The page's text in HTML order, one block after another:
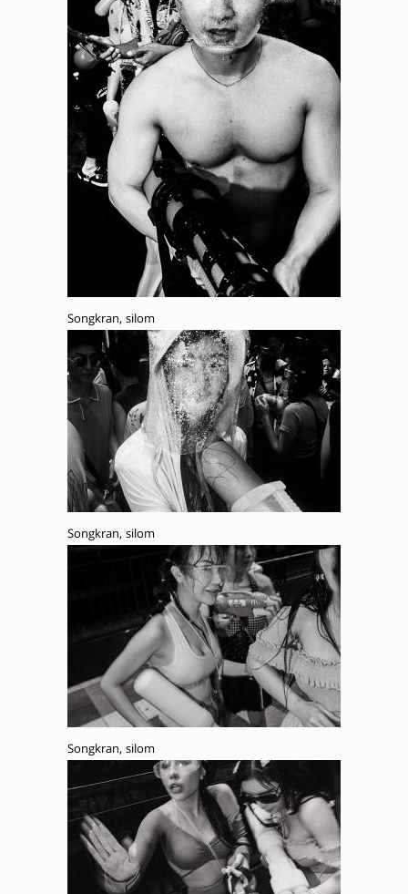
Songkran, silom
Songkran, silom
Songkran, silom